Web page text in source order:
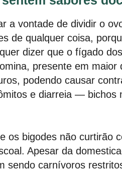
a vontade de dividir o
de qualquer coisa,
dizer que o fígado
presente em maior
podendo causar
e diarreia ― bichos
os bigodes não curtirão
Apesar da
sendo carnívoros